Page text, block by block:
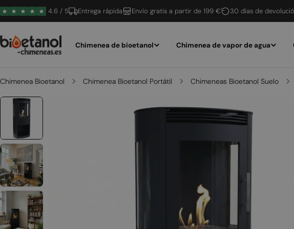
Saltar
al
4.6 / 5 Entrega rápida Envío gratis a partir de 199 € 30 días de
Chimenea de bioetanol Chimenea de vapor de agua
Chimenea Bioetanol Chimenea Bioetanol Portátil Chimeneas Bioetanol Suelo